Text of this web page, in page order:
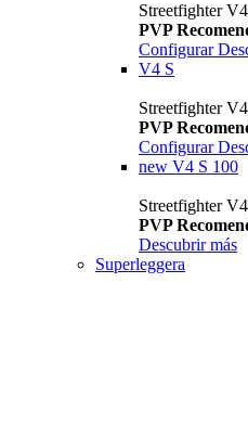
Streetfighter V4
PVP
Configurar
V4 S
Streetfighter
PVP
Configurar
new V4 S 100
Streetfighter
PVP
Descubrir más
Superleggera